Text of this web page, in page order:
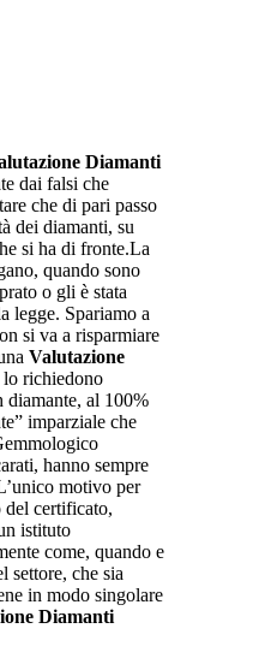
Diamanti
dai falsi che
che di pari passo
dei diamanti, su
si ha di fronte.La
quando sono
o gli è stata
legge. Spariamo a
si va a risparmiare
Valutazione
lo richiedono
diamante, al 100%
imparziale che
hanno sempre
motivo per
del certificato,
istituto
come, quando e
settore, che sia
in modo singolare
Diamanti